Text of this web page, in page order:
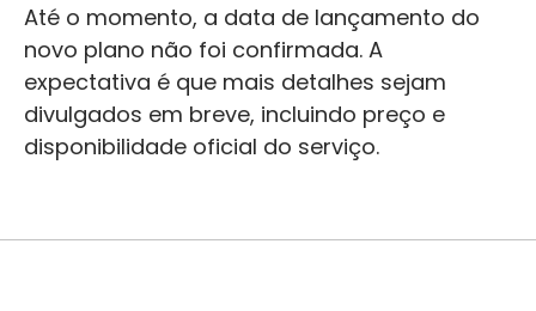
Até o momento, a data de lançamento do
novo plano não foi confirmada. A
expectativa é que mais detalhes sejam
divulgados em breve, incluindo preço e
disponibilidade oficial do serviço.